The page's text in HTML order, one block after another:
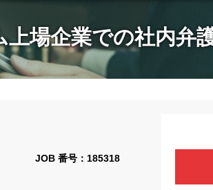
場企業での社内弁
JOB 番号：185318